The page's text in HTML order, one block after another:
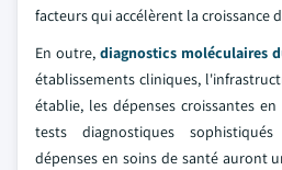
facteurs qui accélèrent la croissance
En outre,diagnostics moléculaires
établissements cliniques,
établie, les dépenses croissantes
tests diagnostiques
dépenses en soins de santé auront